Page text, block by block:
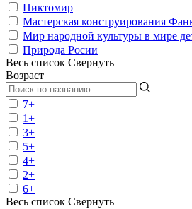
Пиктомир
Мастерская конструирования
Мир народной культуры в мире
Природа Росии
Весь список Свернуть
Возраст
7+
1+
3+
5+
4+
2+
6+
Весь список Свернуть